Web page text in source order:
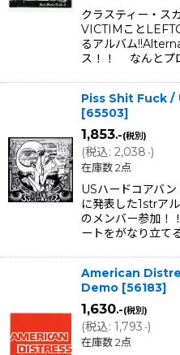
クラスティー・ス
VICTIMこと
るアルバム
ス！！ なんとプ
Piss Shit Fuck /
[65503]
1,853.-(税別)
(税込: 2,038.-)
在庫数 2点
USハードコアバ
に発表した1strア
のメンバー参加
ートをがなり立て
American
Demo [56183]
1,630.-(税別)
(税込: 1,793.-)
在庫数 2点